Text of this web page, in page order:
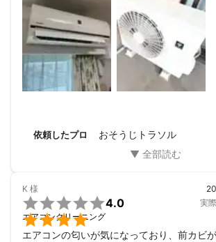
依頼したプロ おそうじトラソル
K 様


4.0
エアコンクリーニング
実
エアコンの匂いが気になっており、前カビ